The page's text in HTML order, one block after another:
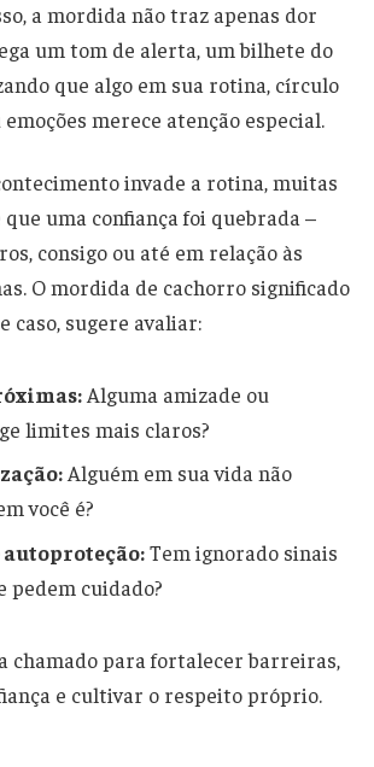
a mordida não traz apenas dor
um tom de alerta, um bilhete do
que algo em sua rotina, círculo
merece atenção especial.
invade a rotina, muitas
que uma confiança foi quebrada –
consigo ou até em relação às
O mordida de cachorro significado
caso, sugere avaliar:
Alguma amizade ou
limites mais claros?
Alguém em sua vida não
você é?
Tem ignorado sinais
pedem cuidado?
chamado para fortalecer barreiras,
e cultivar o respeito próprio.